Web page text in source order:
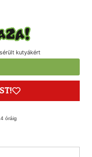
kutyákért
óráig